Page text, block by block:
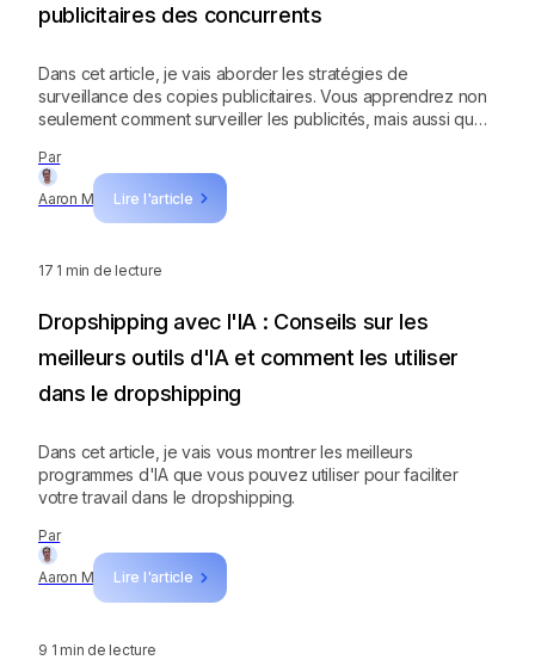
Par
Aaron M Lire l'article
publicitaires des concurrents
Dans cet article, je vais aborder les stratégies de
surveillance des copies publicitaires. Vous apprendrez non
seulement comment surveiller les publicités, mais aussi quoi
17 1 min de lecture
Par
Aaron M Lire l'article
Dropshipping avec l'IA : Conseils sur les
meilleurs outils d'IA et comment les utiliser
dans le dropshipping
Dans cet article, je vais vous montrer les meilleurs
programmes d'IA que vous pouvez utiliser pour faciliter
votre travail dans le dropshipping.
9 1 min de lecture